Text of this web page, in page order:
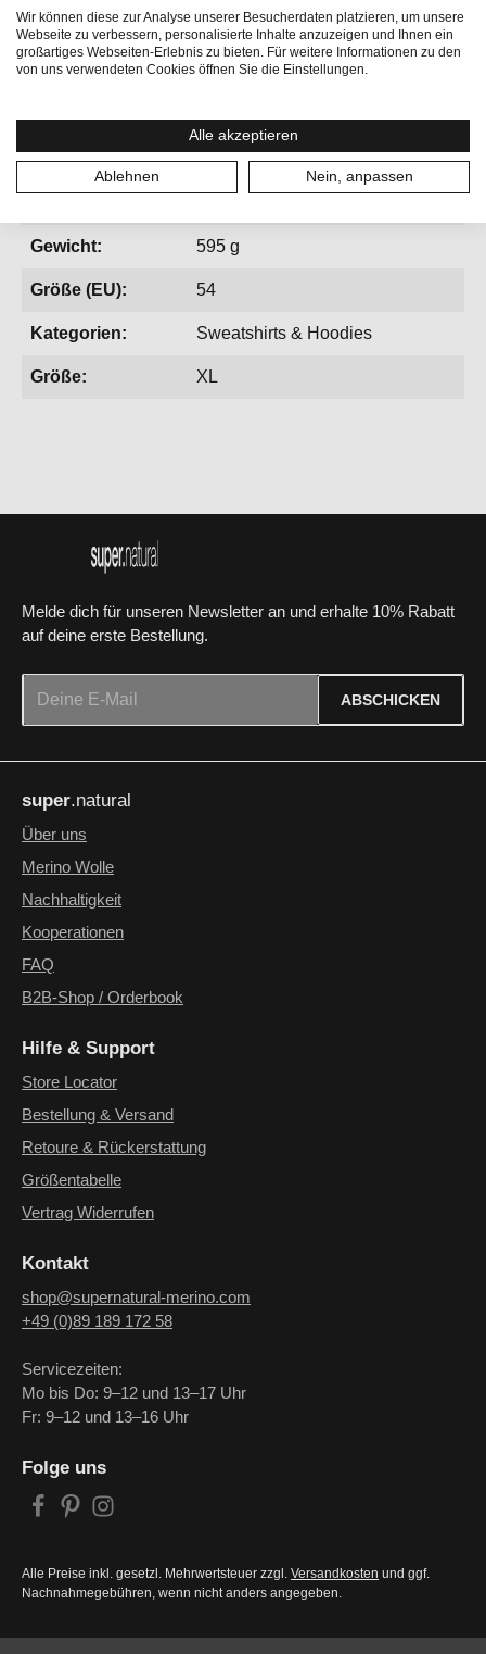
klassischen Look
Gewicht: 595 g
Größe (EU): 54
Kategorien: Sweatshirts & Hoodies
Größe: XL
Melde dich für unseren Newsletter an und erhalte 10% Rabatt
auf deine erste Bestellung.
ABSCHICKEN
genommen und die
einverstanden.
Die mit einem Stern (*) markierten Felder sind Pflichtfelder.
Folge uns
Alle Preise inkl. gesetzl. Mehrwertsteuer zzgl. Versandkosten und ggf.
Nachnahmegebühren, wenn nicht anders angegeben.
super.natural
Über uns
Merino Wolle
Nachhaltigkeit
Kooperationen
FAQ
B2B-Shop / Orderbook
Hilfe & Support
Store Locator
Bestellung & Versand
Retoure & Rückerstattung
Größentabelle
Vertrag Widerrufen
Kontakt
shop@supernatural-merino.com
+49 (0)89 189 172 58
Servicezeiten:
Mo bis Do: 9–12 und 13–17 Uhr
Fr: 9–12 und 13–16 Uhr
Wir können diese zur Analyse unserer Besucherdaten platzieren, um unsere
Webseite zu verbessern, personalisierte Inhalte anzuzeigen und Ihnen ein
großartiges Webseiten-Erlebnis zu bieten. Für weitere Informationen zu den
von uns verwendeten Cookies öffnen Sie die Einstellungen.
Alle akzeptieren
Ablehnen Nein, anpassen